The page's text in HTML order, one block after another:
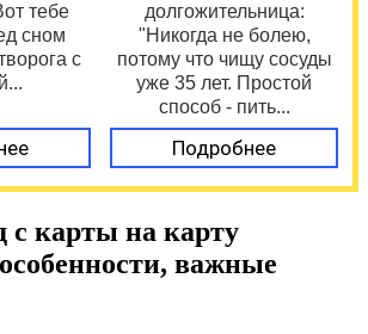
тебе
сном
с
долгожительница:
"Никогда не болею,
потому что чищу сосуды
уже 35 лет. Простой
способ - пить...
Подробнее
с карты на карту
важные